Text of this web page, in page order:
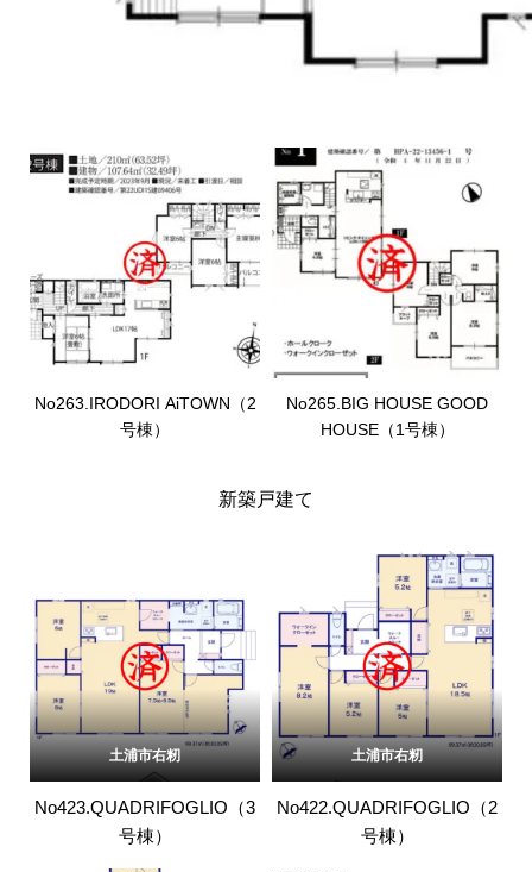
No263.IRODORI AiTOWN（2
号棟）
No265.BIG HOUSE GOOD
HOUSE（1号棟）
新築戸建て
土浦市右籾
No423.QUADRIFOGLIO（3
号棟）
土浦市右籾
No422.QUADRIFOGLIO（2
号棟）